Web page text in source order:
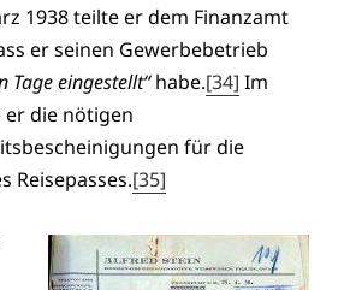
1938 teilte er dem Finanzamt
er seinen Gewerbebetrieb
Tage eingestellt“habe.[34] Im
die nötigen
für die
Reisepasses.[35]